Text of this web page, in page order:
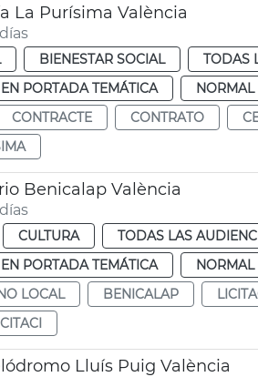
La Purísima València
BIENESTAR SOCIAL TODAS
EN PORTADA TEMÁTICA NORMAL
CONTRACTE CONTRATO
Benicalap València
CULTURA TODAS LAS
EN PORTADA TEMÁTICA NORMAL
LOCAL
BENICALAP
Lluís Puig València